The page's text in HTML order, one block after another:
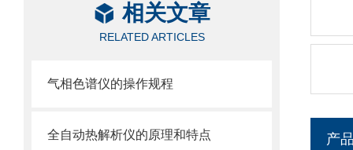
相关文章
RELATED ARTICLES
气相色谱仪的操作规程
全自动热解析仪的原理和特点 产